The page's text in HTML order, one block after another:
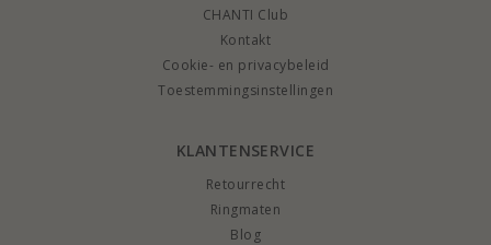
CHANTI Club
Kontakt
Cookie- en privacybeleid
Toestemmingsinstellingen
KLANTENSERVICE
Retourrecht
Ringmaten
Blog